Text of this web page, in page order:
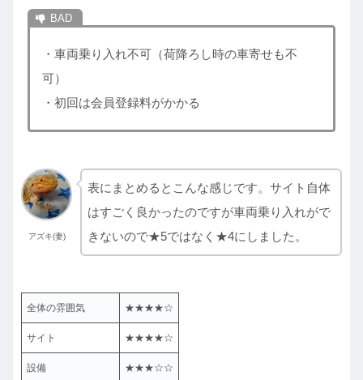
・車両乗り入れ不可（荷降ろし時の車寄せも不
可）
・初回は会員登録料がかかる
アズキ(妻)
表にまとめるとこんな感じです。サイト自体
はすごく良かったのですが車両乗り入れがで
きないので★5ではなく★4にしました。
全体の雰囲気 ★★★★☆
サイト ★★★★☆
設備 ★★★☆☆